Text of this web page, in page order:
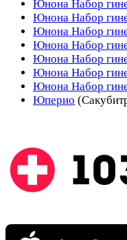
Юнона Набор
Юнона Набор
Юнона Набор
Юнона Набор
Юнона Набор
Юнона Набор
Юнона Набор
Юперио